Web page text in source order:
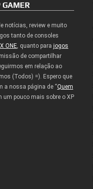
GAMER
notícias, review e muito
tanto de consoles
ONE, quanto para jogos
de compartilhar
em relação ao
(Todos) =). Espero que
a nossa página de “Quem
um pouco mais sobre o XP